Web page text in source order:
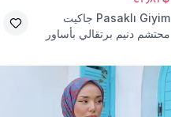
Pasaklı Giyim جاكيت
محتشم دنيم برتقالي بأساور